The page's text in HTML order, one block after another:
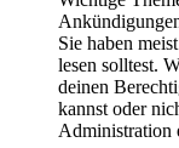
Sie haben
lesen solltest.
deinen
kannst oder
Administration